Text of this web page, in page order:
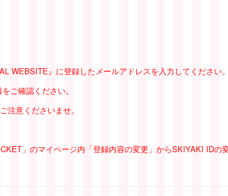
WEBSITE』に登録したメールアドレスを入力してください。
ご確認ください。
注意くださいませ。
」のマイページ内「登録内容の変更」からSKIYAKI IDの変